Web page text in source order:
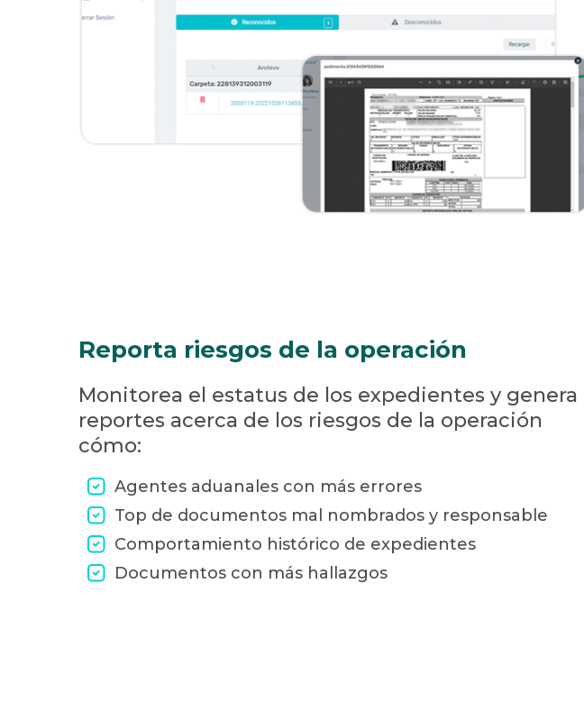
Reporta riesgos de la operación
Monitorea el estatus de los expedientes y genera
reportes acerca de los riesgos de la operación
cómo:
Agentes aduanales con más errores
Top de documentos mal nombrados y responsable
Comportamiento histórico de expedientes
Documentos con más hallazgos